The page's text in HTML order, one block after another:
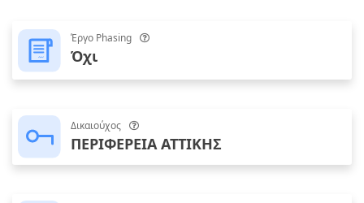
Έργο Phasing
Όχι
Δικαιούχος
ΠΕΡΙΦΕΡΕΙΑ ΑΤΤΙΚΗΣ